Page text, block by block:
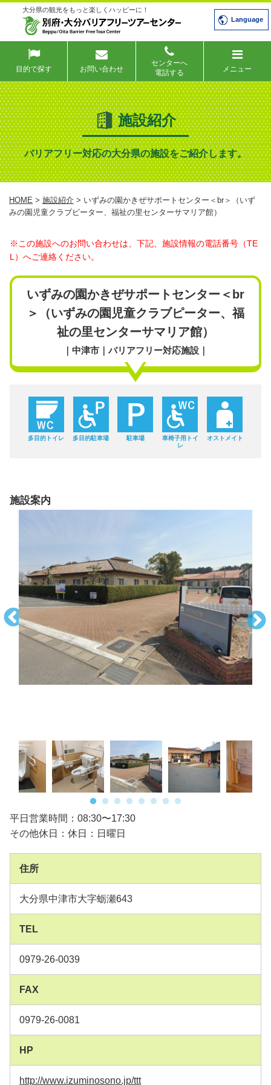
大分県の観光をもっと楽しくハッピーに！
Language
目的で探す お問い合わせ
センターへ
電話する
メニュー
施設紹介
バリアフリー対応の大分県の施設をご紹介します。
HOME > 施設紹介 > いずみの園かきぜサポートセンター＜br＞（いず
みの園児童クラブピーター、福祉の里センターサマリア館）
※この施設へのお問い合わせは、下記、施設情報の電話番号（TE
L）へご連絡ください。
いずみの園かきぜサポートセンター＜br
＞（いずみの園児童クラブピーター、福
祉の里センターサマリア館）
｜中津市｜バリアフリー対応施設｜
多目的トイレ 多目的駐車場 駐車場
車椅子用トイ
レ
オストメイト
施設案内
平日営業時間：08:30〜17:30
その他休日：休日：日曜日
住所
大分県中津市大字蛎瀬643
TEL
0979-26-0039
FAX
0979-26-0081
HP
http://www.izuminosono.jp/ttt